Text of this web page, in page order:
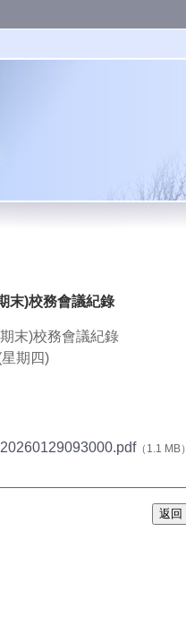
末)校務會議紀錄
末)校務會議紀錄
期四)
（1.1 MB）
返回